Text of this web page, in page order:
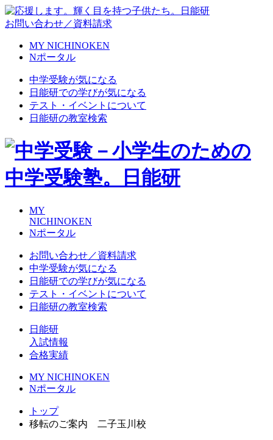
お問い合わせ／資料請求
MY NICHINOKEN
Nポータル
中学受験が気になる
日能研での学びが気になる
テスト・イベントについて
日能研の教室検索
MY
NICHINOKEN
Nポータル
お問い合わせ／資料請求
中学受験が気になる
日能研での学びが気になる
テスト・イベントについて
日能研の教室検索
日能研
入試情報
合格実績
MY NICHINOKEN
Nポータル
トップ
移転のご案内 二子玉川校